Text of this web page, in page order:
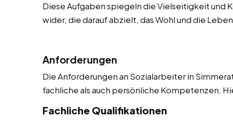
Diese Aufgaben spiegeln die Vielseitigkeit und
wider, die darauf abzielt, das Wohl und die
Anforderungen
Die Anforderungen an Sozialarbeiter in
fachliche als auch persönliche Kompetenzen.
Fachliche Qualifikationen